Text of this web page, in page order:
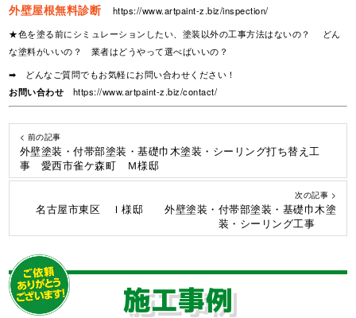
外壁屋根無料診断
https://www.artpaint-z.biz/inspection/
★色を塗る前にシミュレーションしたい、塗装以外の工事方法はないの？ どん
な塗料がいいの？ 業者はどうやって選べばいいの？
➡ どんなご質問でもお気軽にお問い合わせください！
お問い合わせ
https://www.artpaint-z.biz/contact/
< 前の記事
外壁塗装・付帯部塗装・基礎巾木塗装・シーリング打ち替え工
事 愛西市雀ケ森町 Ｍ様邸
次の記事 >
名古屋市東区 Ｉ様邸 外壁塗装・付帯部塗装・基礎巾木塗
装・シーリング工事
施工事例